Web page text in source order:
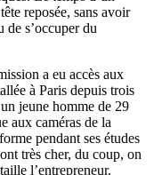
reposée, sans avoir
de s’occuper du
a eu accès aux
à Paris depuis trois
jeune homme de 29
aux caméras de la
pendant ses études
très cher, du coup, on
l’entrepreneur.